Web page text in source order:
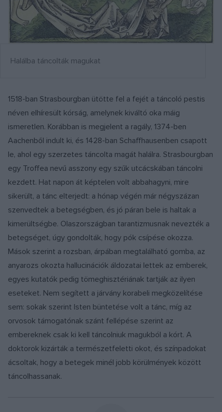
Halálba táncolták magukat
1518-ban Strasbourgban ütötte fel a fejét a táncoló pestis
néven elhíresült kórság, amelynek kiváltó oka máig
ismeretlen. Korábban is megjelent a ragály, 1374-ben
Aachenből indult ki, és 1428-ban Schaffhausenben csapott
le, ahol egy szerzetes táncolta magát halálra. Strasbourgban
egy Troffea nevű asszony egy szűk utcácskában táncolni
kezdett. Hat napon át képtelen volt abbahagyni, mire
sikerült, a tánc elterjedt: a hónap végén már négyszázan
szenvedtek a betegségben, és jó páran bele is haltak a
kimerültségbe. Olaszországban tarantizmusnak nevezték a
betegséget, úgy gondolták, hogy pók csípése okozza.
Mások szerint a rozsban, árpában megtalálható gomba, az
anyarozs okozta hallucinációk áldozatai lettek az emberek,
egyes kutatók pedig tömeghisztériának tartják az ilyen
eseteket. Nem segített a járvány korabeli megközelítése
sem: sokak szerint Isten büntetése volt a tánc, míg az
orvosok támogatónak szánt fellépése szerint az
embereknek csak ki kell táncolniuk magukból a kórt. A
doktorok kizárták a természetfeletti okot, és színpadokat
ácsoltak, hogy a betegek minél jobb körülmények között
táncolhassanak.